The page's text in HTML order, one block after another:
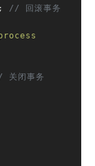
// 回滚事务
关闭事务